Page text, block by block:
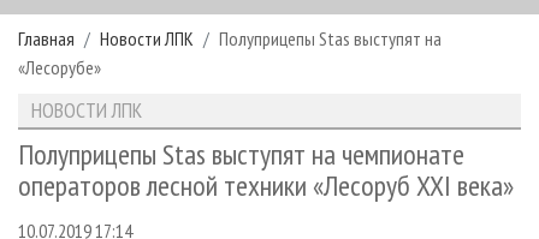
РУБРИКИ И ТЕМЫ
РУБРИКИ ЖУРНАЛА
ЛЕСОЗАГОТОВКА
ЛЕСОПИЛЕНИЕ
НОВОСТИ
НОВОСТИ ЛПК
НОВОСТИ ЖУРНАЛА
ПРОЕКТЫ ЛПИ
АНАЛИТИКА
ПРЕДПРИЯТИЯ ЛПК
АРХИВ ЖУРНАЛОВ
О ЖУРНАЛЕ
ПОДПИСКА
РЕКЛАМОДАТЕЛЯМ
Главная Новости ЛПК
Полуприцепы Stas выступят на
«Лесорубе»
НОВОСТИ ЛПК
Полуприцепы Stas выступят на чемпионате
операторов лесной техники «Лесоруб XXI века»
10.07.2019 17:14